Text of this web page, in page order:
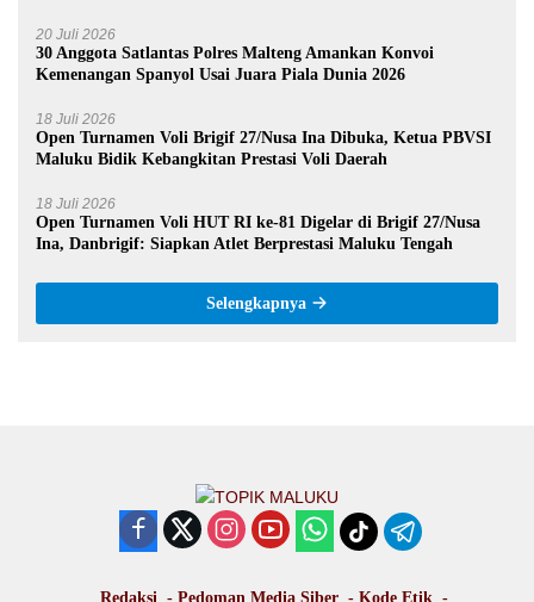
20 Juli 2026
30 Anggota Satlantas Polres Malteng Amankan Konvoi
Kemenangan Spanyol Usai Juara Piala Dunia 2026
18 Juli 2026
Open Turnamen Voli Brigif 27/Nusa Ina Dibuka, Ketua PBVSI
Maluku Bidik Kebangkitan Prestasi Voli Daerah
18 Juli 2026
Open Turnamen Voli HUT RI ke-81 Digelar di Brigif 27/Nusa
Ina, Danbrigif: Siapkan Atlet Berprestasi Maluku Tengah
Selengkapnya
Redaksi Pedoman Media Siber Kode Etik